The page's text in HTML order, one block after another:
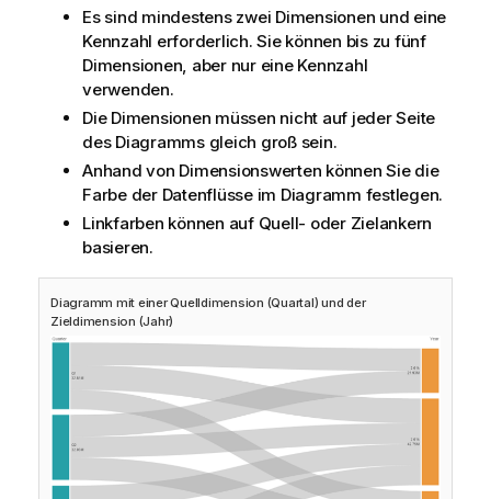
i
o
n
s
h
w
e
i
s
Es sind mindestens zwei Dimensionen und eine
Kennzahl erforderlich. Sie können bis zu fünf
Dimensionen, aber nur eine Kennzahl
verwenden.
Die Dimensionen müssen nicht auf jeder Seite
des Diagramms gleich groß sein.
Anhand von Dimensionswerten können Sie die
Farbe der Datenflüsse im Diagramm festlegen.
Linkfarben können auf Quell- oder Zielankern
basieren.
Diagramm mit einer Quelldimension (Quartal) und der
Zieldimension (Jahr)